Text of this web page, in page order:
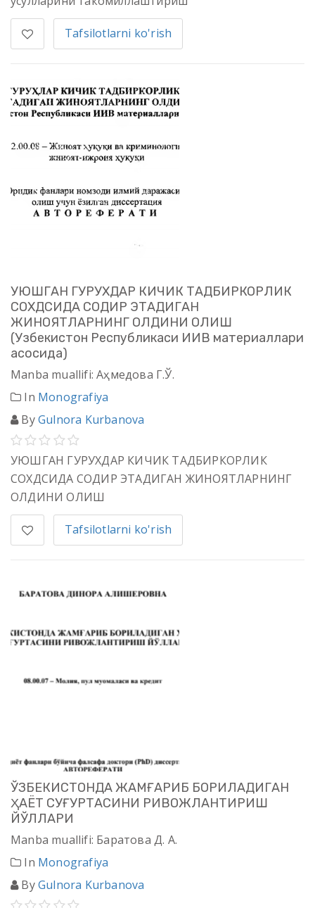
Tafsilotlarni ko'rish
УЮШГАН ГУРУХДАР КИЧИК ТАДБИРКОРЛИК
СОХДСИДА СОДИР ЭТАДИГАН
ЖИНОЯТЛАРНИНГ ОЛДИНИ ОЛИШ
(Узбекистон Республикаси ИИВ материаллари
асосида)
Manba muallifi: Аҳмедова Г.Ў.
In Monografiya
ByGulnora Kurbanova
УЮШГАН ГУРУХДАР КИЧИК ТАДБИРКОРЛИК
СОХДСИДА СОДИР ЭТАДИГАН ЖИНОЯТЛАРНИНГ
ОЛДИНИ ОЛИШ
Tafsilotlarni ko'rish
ЎЗБEКИСТOНДA ЖАМҒАРИБ БOРИЛAДИГAН
ҲАЁТ СУҒУРТАСИНИ РИВOЖЛAНТИРИШ
ЙЎЛЛAРИ
Manba muallifi: Баратова Д. А.
In Monografiya
ByGulnora Kurbanova